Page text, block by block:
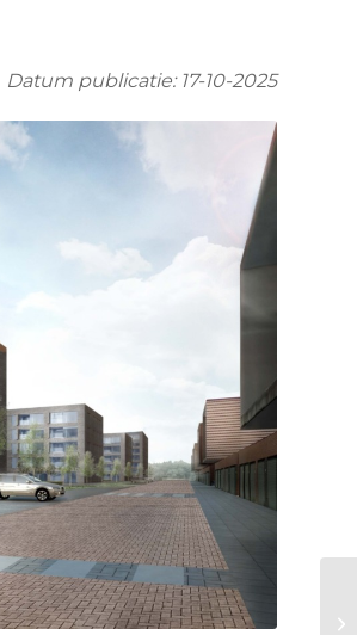
Datum publicatie: 17-10-2025